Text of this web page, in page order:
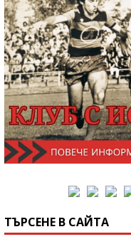
ТЪРСЕНЕ В САЙТА